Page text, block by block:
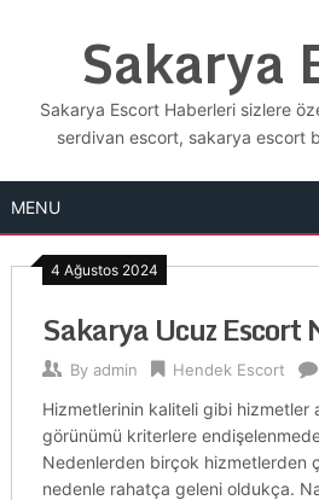
Sakarya
Sakarya Escort Haberleri sizlere
serdivan escort, sakarya escort
MENU
4 Ağustos 2024
Sakarya Ucuz Escort
By admin Hendek Escort
Hizmetlerinin kaliteli gibi hizmetler
görünümü kriterlere
Nedenlerden birçok hizmetlerden
nedenle rahatça geleni oldukça.